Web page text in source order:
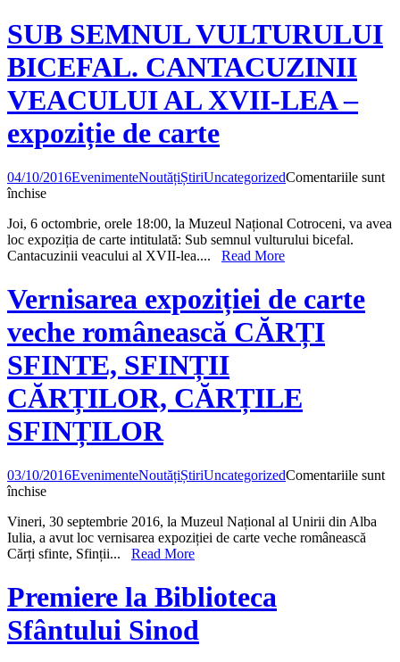
BICEFAL.
CANTACUZINII
VEACULUI
AL
XVII-
LEA
SUB SEMNUL VULTURULUI
BICEFAL. CANTACUZINII
VEACULUI AL XVII-LEA –
expoziție de carte
04/10/2016EvenimenteNoutățiȘtiriUncategorizedComentariile sunt
închisepentru
SEMNUL
VULTURULUI
BICEFAL.
VEACULUI
AL
XVII-
LEA
–
expoziție
carte
Joi, 6 octombrie, orele 18:00, la Muzeul Național Cotroceni, va avea
loc expoziția de carte intitulată: Sub semnul vulturului bicefal.
Cantacuzinii veacului al XVII-lea.... Read More
Vernisarea expoziției de carte
veche românească CĂRȚI
SFINTE, SFINȚII
CĂRȚILOR, CĂRȚILE
SFINȚILOR
03/10/2016EvenimenteNoutățiȘtiriUncategorizedComentariile sunt
închisepentru
expoziției
de
carte
românească
CĂRȚI
SFINTE,
SFINȚII
Vineri, 30 septembrie 2016, la Muzeul Național al Unirii din Alba
Iulia, a avut loc vernisarea expoziției de carte veche românească
Cărți sfinte, Sfinții... Read More
Premiere la Biblioteca
Sfântului Sinod